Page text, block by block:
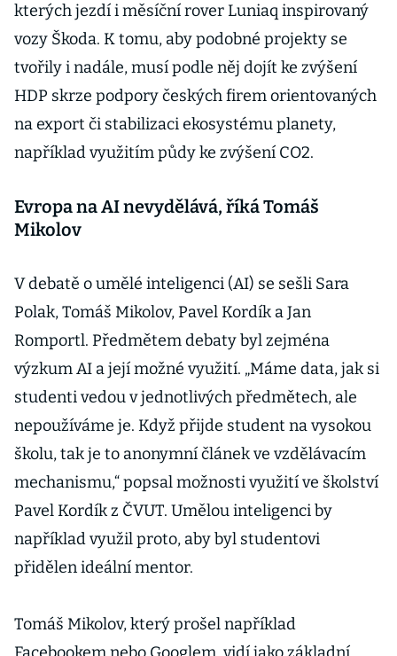
kterých jezdí i měsíční rover Luniaq inspirovaný
vozy Škoda. K tomu, aby podobné projekty se
tvořily i nadále, musí podle něj dojít ke zvýšení
HDP skrze podpory českých firem orientovaných
na export či stabilizaci ekosystému planety,
například využitím půdy ke zvýšení CO2.
Evropa na AI nevydělává, říká Tomáš
Mikolov
V debatě o umělé inteligenci (AI) se sešli Sara
Polak, Tomáš Mikolov, Pavel Kordík a Jan
Romportl. Předmětem debaty byl zejména
výzkum AI a její možné využití. „Máme data, jak si
studenti vedou v jednotlivých předmětech, ale
nepoužíváme je. Když přijde student na vysokou
školu, tak je to anonymní článek ve vzdělávacím
mechanismu,“ popsal možnosti využití ve školství
Pavel Kordík z ČVUT. Umělou inteligenci by
například využil proto, aby byl studentovi
přidělen ideální mentor.
Tomáš Mikolov, který prošel například